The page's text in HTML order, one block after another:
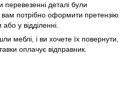
деталі були
потрібно оформити претензію
у відділенні.
меблі, і ви хочете їх повернути,
оплачує відправник.